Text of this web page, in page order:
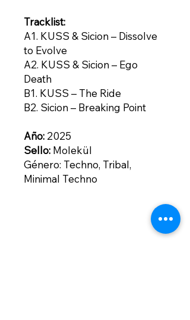
Tracklist:
A1. KUSS & Sicion – Dissolve
to Evolve
A2. KUSS & Sicion – Ego
Death
B1. KUSS – The Ride
B2. Sicion – Breaking Point
Año: 2025
Sello: Molekül
Género: Techno, Tribal,
Minimal Techno